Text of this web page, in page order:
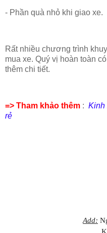
- Phần quà nhỏ khi giao xe.
Rất nhiều chương trình
mua xe. Quý vị hoàn toàn
thêm chi tiết.
=> Tham khảo thêm : Kinh
rẻ
Add: